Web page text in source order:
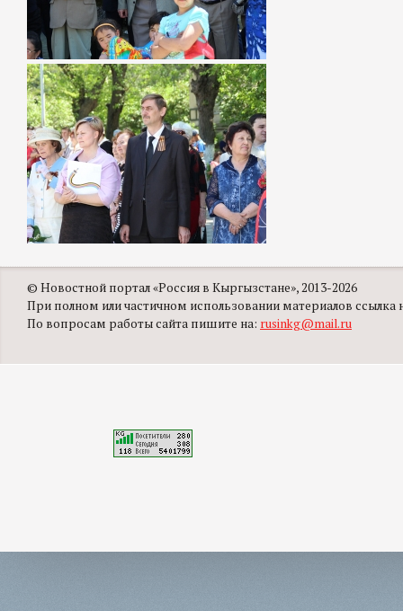
© Новостной портал «Россия в Кыргызстане», 2013-2026
При полном или частичном использовании материалов ссылка
По вопросам работы сайта пишите на: rusinkg@mail.ru